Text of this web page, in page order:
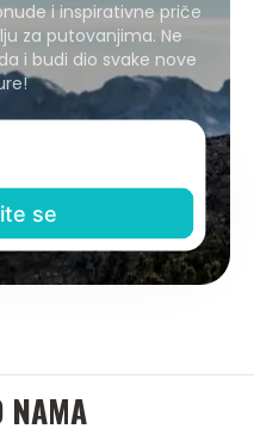
i inspirativne priče
za putovanjima. Ne
i budi dio svake nove
NAMA